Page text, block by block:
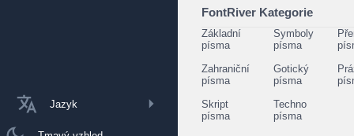
Jazyk
FontRiver Kategorie
Základní
písma
Symboly
písma
Zahraniční
písma
Gotický
písma
Skript
písma
Techno
písma